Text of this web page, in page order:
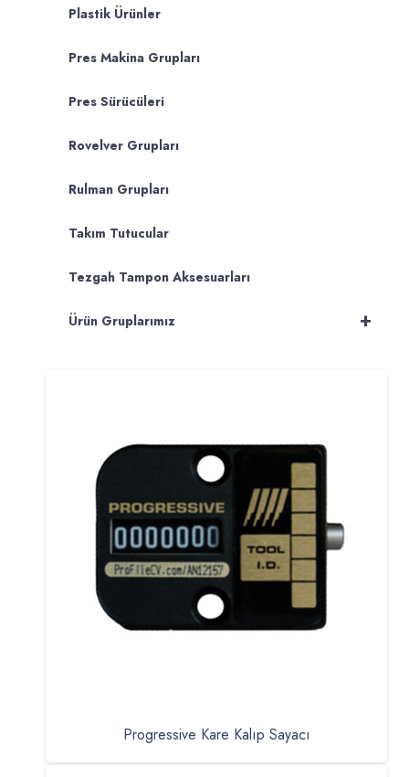
Plastik Ürünler
Pres Makina Grupları
Pres Sürücüleri
Rovelver Grupları
Rulman Grupları
Takım Tutucular
Tezgah Tampon Aksesuarları
+
Ürün Gruplarımız
Progressive Kare Kalıp Sayacı